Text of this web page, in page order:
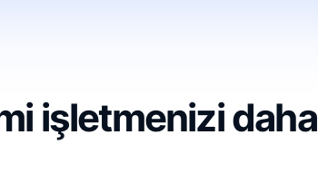
işletmenizi daha